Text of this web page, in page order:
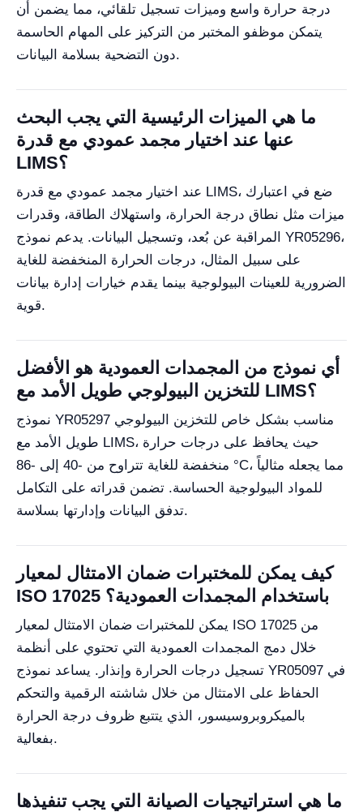
درجة حرارة واسع وميزات تسجيل تلقائي، مما يضمن أن
يتمكن موظفو المختبر من التركيز على المهام الحاسمة
دون التضحية بسلامة البيانات.
ما هي الميزات الرئيسية التي يجب البحث
عنها عند اختيار مجمد عمودي مع قدرة
LIMS؟
عند اختيار مجمد عمودي مع قدرة LIMS، ضع في اعتبارك
ميزات مثل نطاق درجة الحرارة، واستهلاك الطاقة، وقدرات
المراقبة عن بُعد، وتسجيل البيانات. يدعم نموذج YR05296،
على سبيل المثال، درجات الحرارة المنخفضة للغاية
الضرورية للعينات البيولوجية بينما يقدم خيارات إدارة بيانات
قوية.
أي نموذج من المجمدات العمودية هو الأفضل
للتخزين البيولوجي طويل الأمد مع LIMS؟
نموذج YR05297 مناسب بشكل خاص للتخزين البيولوجي
طويل الأمد مع LIMS، حيث يحافظ على درجات حرارة
منخفضة للغاية تتراوح من -40 إلى -86 °C، مما يجعله مثالياً
للمواد البيولوجية الحساسة. تضمن قدراته على التكامل
تدفق البيانات وإدارتها بسلاسة.
كيف يمكن للمختبرات ضمان الامتثال لمعيار
ISO 17025 باستخدام المجمدات العمودية؟
يمكن للمختبرات ضمان الامتثال لمعيار ISO 17025 من
خلال دمج المجمدات العمودية التي تحتوي على أنظمة
تسجيل درجات الحرارة وإنذار. يساعد نموذج YR05097 في
الحفاظ على الامتثال من خلال شاشته الرقمية والتحكم
بالميكروبروسيسور، الذي يتتبع ظروف درجة الحرارة
بفعالية.
ما هي استراتيجيات الصيانة التي يجب تنفيذها